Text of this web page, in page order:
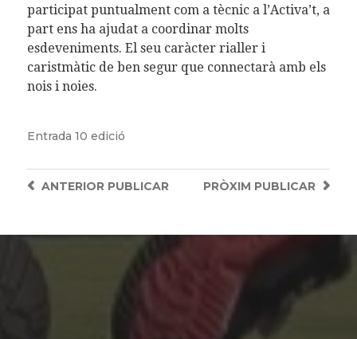
participat puntualment com a tècnic a l’Activa’t, a
part ens ha ajudat a coordinar molts
esdeveniments. El seu caràcter rialler i
caristmàtic de ben segur que connectarà amb els
nois i noies.
Entrada 10 edició
PRÒXIM PUBLICAR
ANTERIORPUBLICAR